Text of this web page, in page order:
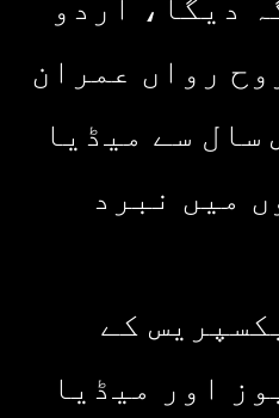
دیگا، اردو
رواں عمران
سال سے میڈیا
میں نبرد
کے
اور میڈیا